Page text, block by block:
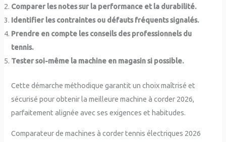
Comparer les notes sur la performance et la durabilité.
Identifier les contraintes ou défauts fréquents signalés.
Prendre en compte les conseils des professionnels du
tennis.
Tester soi-même la machine en magasin si possible.
Cette démarche méthodique garantit un choix maîtrisé et
sécurisé pour obtenir la meilleure machine à corder 2026,
parfaitement alignée avec ses exigences et habitudes.
Comparateur de machines à corder tennis électriques 2026